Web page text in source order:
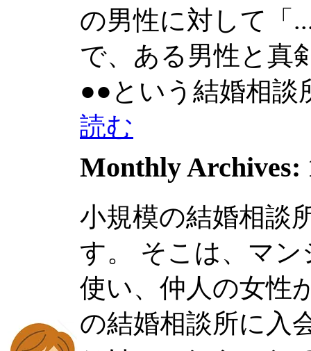
の男性に対して「
で、ある男性と真
●●という結婚相談
読む
Monthly Archives:
小規模の結婚相談
す。 そこは、マ
使い、仲人の女性
の結婚相談所に入